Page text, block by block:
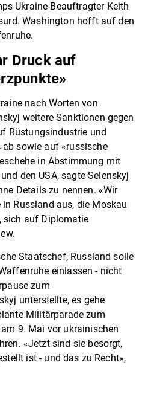
Ukraine-Beauftragter Keith
Washington hofft auf den
Druck auf
nach Worten von
weitere Sanktionen gegen
Rüstungsindustrie und
ab sowie auf «russische
in Abstimmung mit
den USA, sagte Selenskyj
Details zu nennen. «Wir
Russland aus, die Moskau
sich auf Diplomatie
Staatschef, Russland solle
einlassen - nicht
zum
unterstellte, es gehe
Militärparade zum
9. Mai vor ukrainischen
«Jetzt sind sie besorgt,
ist - und das zu Recht»,